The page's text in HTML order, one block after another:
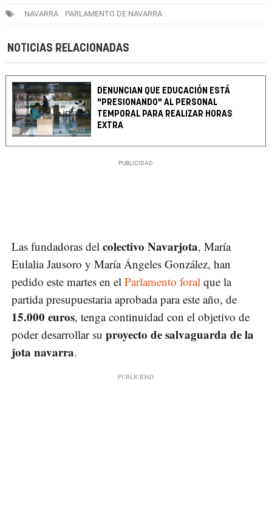
NAVARRA PARLAMENTO DE NAVARRA
NOTICIAS RELACIONADAS
DENUNCIAN QUE EDUCACIÓN ESTÁ
"PRESIONANDO" AL PERSONAL
TEMPORAL PARA REALIZAR HORAS
EXTRA
Las fundadoras del colectivo Navarjota, María
Eulalia Jausoro y María Ángeles González, han
pedido este martes en el Parlamento foral que la
partida presupuestaria aprobada para este año, de
15.000 euros, tenga continuidad con el objetivo de
poder desarrollar su proyecto de salvaguarda de la
jota navarra.